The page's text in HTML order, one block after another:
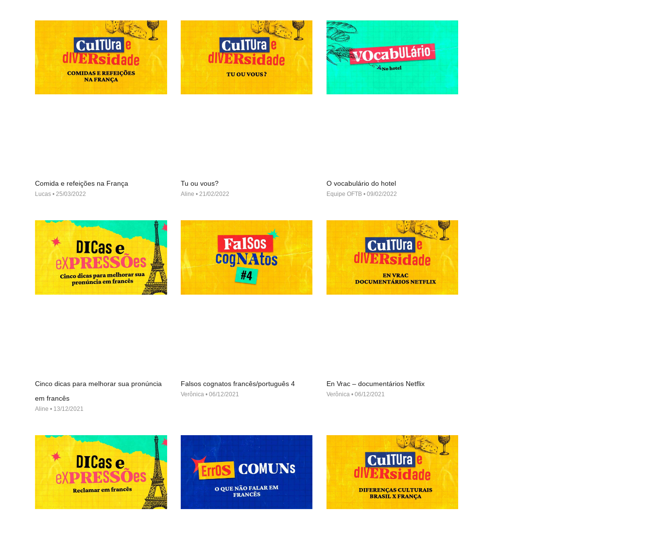
Comida e refeições na França
Lucas 25/03/2022
Tu ou vous?
Aline 21/02/2022
O vocabulário do hotel
Equipe OFTB 09/02/2022
Cinco dicas para melhorar sua pronúncia
em francês
Aline 13/12/2021
Falsos cognatos francês/português 4
Verônica 06/12/2021
En Vrac – documentários Netflix
Verônica 06/12/2021